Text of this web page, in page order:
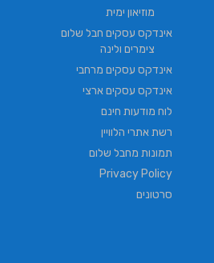
מוזיאון ימית
אינדקס עסקים חבל שלום
צימרים ולינה
אינדקס עסקים מרחבי
אינדקס עסקים ארצי
לוח מודעות חינם
רשת אתרי הלוויין
תמונות מחבל שלום
Privacy Policy
סרטונים